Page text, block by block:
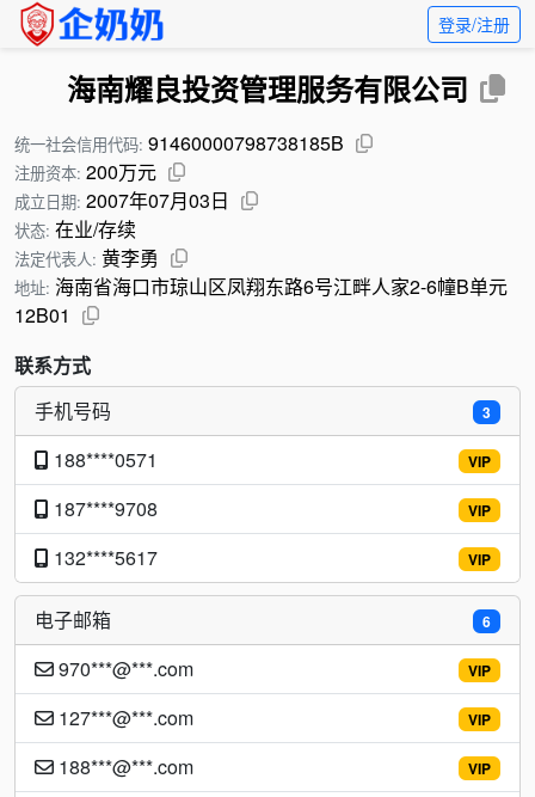
登录/注册
海南耀良投资管理服务有限公司
统一社会信用代码: 91460000798738185B
注册资本: 200万元
成立日期: 2007年07月03日
状态: 在业/存续
法定代表人: 黄李勇
地址: 海南省海口市琼山区凤翔东路6号江畔人家2-6幢B单元
12B01
联系方式
3
手机号码
VIP
188****0571
VIP
187****9708
VIP
132****5617
6
电子邮箱
VIP
970***@***.com
VIP
127***@***.com
VIP
188***@***.com